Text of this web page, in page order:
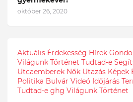
október 26, 2020
Aktuális Érdekesség Hírek
Világunk Történet Tudtad-e
Utcaemberek Nők Utazás Képek
Politika Bulvár Videó Időjárás
Tudtad-e ghg Világunk Történet